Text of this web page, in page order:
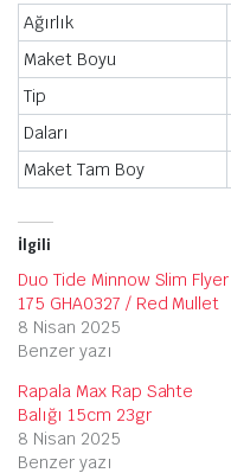
Ağırlık
Maket Boyu
Tip
Daları
Maket Tam Boy
İlgili
Duo Tide Minnow Slim Flyer
175 GHA0327 / Red Mullet
8 Nisan 2025
Benzer yazı
Rapala Max Rap Sahte
Balığı 15cm 23gr
8 Nisan 2025
Benzer yazı